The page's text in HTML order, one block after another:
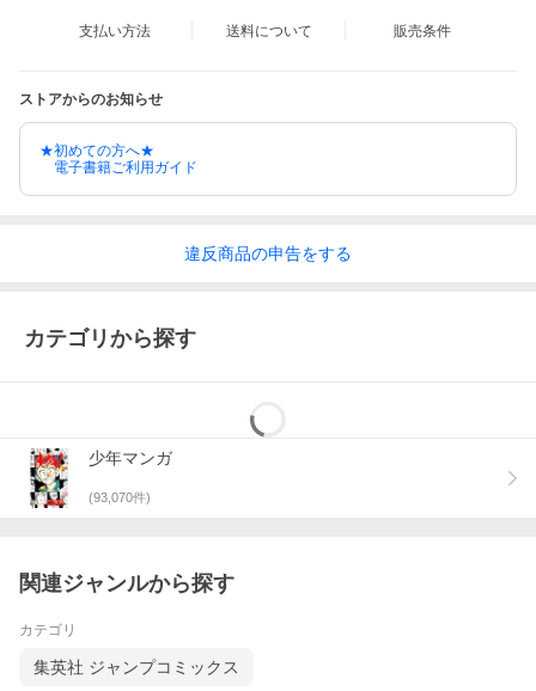
支払い方法 送料について 販売条件
ストアからのお知らせ
★初めての方へ★
電子書籍ご利用ガイド
違反商品の申告をする
カテゴリから探す
少年マンガ
(93,070件)
関連ジャンルから探す
カテゴリ
集英社 ジャンプコミックス